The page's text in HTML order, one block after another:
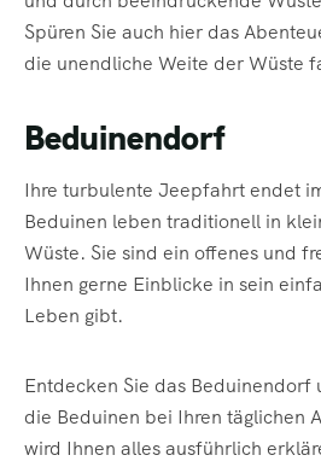
Spüren Sie auch hier das
die unendliche Weite der Wüste
Beduinendorf
Ihre turbulente Jeepfahrt endet
Beduinen leben traditionell in
Wüste. Sie sind ein offenes und
Ihnen gerne Einblicke in sein
Leben gibt.
Entdecken Sie das Beduinendorf
die Beduinen bei Ihren täglichen
wird Ihnen alles ausführlich